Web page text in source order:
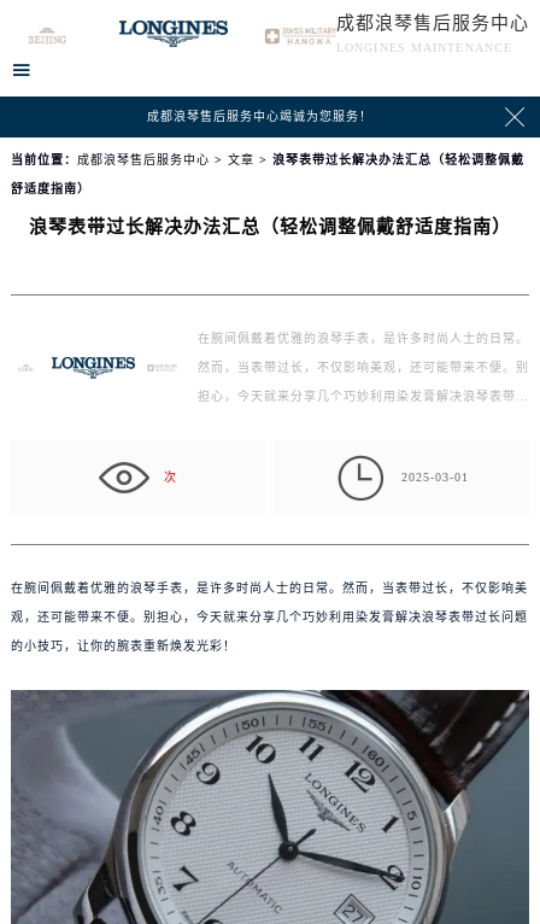
成都浪琴售后服务中心
LONGINES MAINTENANCE

成都浪琴售后服务中心竭诚为您服务！ 
当前位置： 成都浪琴售后服务中心 > 文章 > 浪琴表带过长解决办法汇总（轻松调整佩戴
舒适度指南）
浪琴表带过长解决办法汇总（轻松调整佩戴舒适度指南）
在腕间佩戴着优雅的浪琴手表，是许多时尚人士的日常。
然而，当表带过长，不仅影响美观，还可能带来不便。别
担心，今天就来分享几个巧妙利用染发膏解决浪琴表带过
次  2025-03-01
在腕间佩戴着优雅的浪琴手表，是许多时尚人士的日常。然而，当表带过长，不仅影响美
观，还可能带来不便。别担心，今天就来分享几个巧妙利用染发膏解决浪琴表带过长问题
的小技巧，让你的腕表重新焕发光彩！